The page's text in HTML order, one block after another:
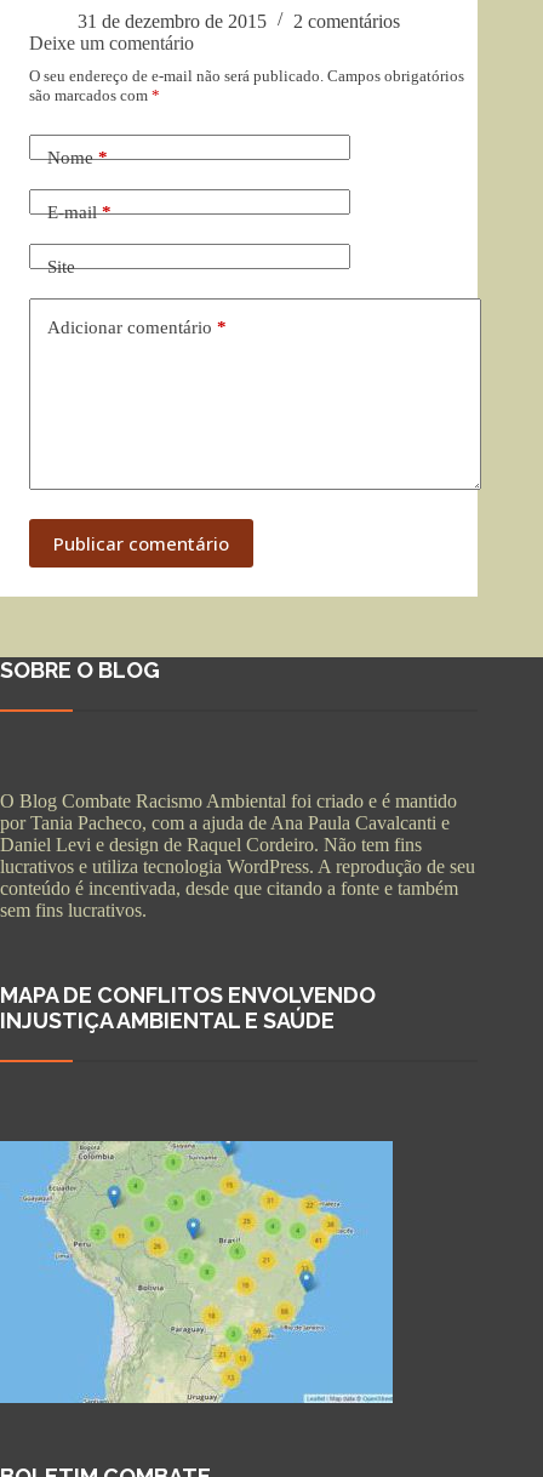
31 de dezembro de 2015
2 comentários
Deixe um comentário
O seu endereço de e-mail não será publicado. Campos obrigatórios
são marcados com *
Nome*
E-mail*
Site
Adicionar comentário *
Publicar comentário
SOBRE O BLOG
O Blog Combate Racismo Ambiental foi criado e é mantido
por Tania Pacheco, com a ajuda de Ana Paula Cavalcanti e
Daniel Levi e design de Raquel Cordeiro. Não tem fins
lucrativos e utiliza tecnologia WordPress. A reprodução de seu
conteúdo é incentivada, desde que citando a fonte e também
sem fins lucrativos.
MAPA DE CONFLITOS ENVOLVENDO
INJUSTIÇA AMBIENTAL E SAÚDE